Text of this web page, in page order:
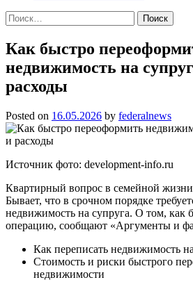
Найти:
Как быстро
недвижимость на
расходы
Posted on 16.05.2026 by federalnews
Источник фото: development-info.ru
Квартирный вопрос в семейной жизни
Бывает, что в срочном порядке
недвижимость на супруга. О том, как
операцию, сообщают «Аргументы и
Как переписать недвижимость
Стоимость и риски быстрого
недвижимости